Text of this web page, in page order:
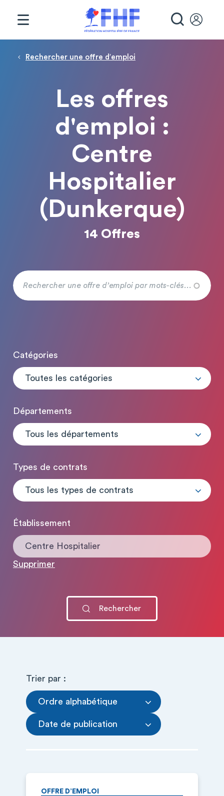
Fil d'Ariane
Rechercher une offre d′emploi
Les offres
d'emploi :
Centre
Hospitalier
(Dunkerque)
14 Offres
Catégories
Toutes les catégories
Départements
Tous les départements
Types de contrats
Tous les types de contrats
Établissement
Centre Hospitalier
Supprimer
Trier par :
Ordre alphabétique
Date de publication
OFFRE D’EMPLOI
Panneau de gestion des cookies